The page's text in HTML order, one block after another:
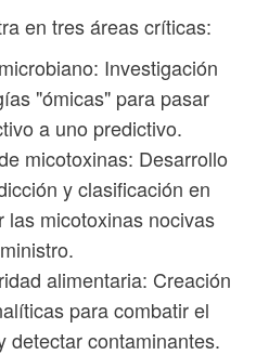
en tres áreas críticas:
Investigación
"ómicas" para pasar
a uno predictivo.
micotoxinas: Desarrollo
y clasificación en
las micotoxinas nocivas
alimentaria: Creación
para combatir el
detectar contaminantes.